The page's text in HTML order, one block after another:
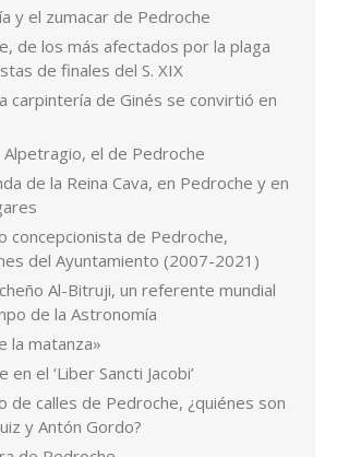
y el zumacar de Pedroche
de los más afectados por la plaga
de finales del S. XIX
carpintería de Ginés se convirtió en
Alpetragio, el de Pedroche
de la Reina Cava, en Pedroche y en
concepcionista de Pedroche,
del Ayuntamiento (2007-2021)
Al-Bitruji, un referente mundial
de la Astronomía
la matanza»
en el ‘Liber Sancti Jacobi’
de calles de Pedroche, ¿quiénes son
y Antón Gordo?